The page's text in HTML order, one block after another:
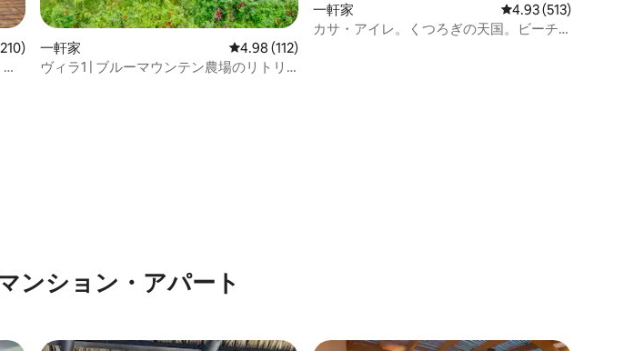
210件、5つ星中4.94つ星の平均評価
一軒家 レビュー112件、5つ星中4.98つ星の平均評価
4.98 (112)
ヴィラ1 | ブルーマウンテン農場のリトリ
一軒家 レビュー513件、5つ
4.93 (513)
カサ・アイレ。くつろぎの天国。ビーチ
ンション・アパート